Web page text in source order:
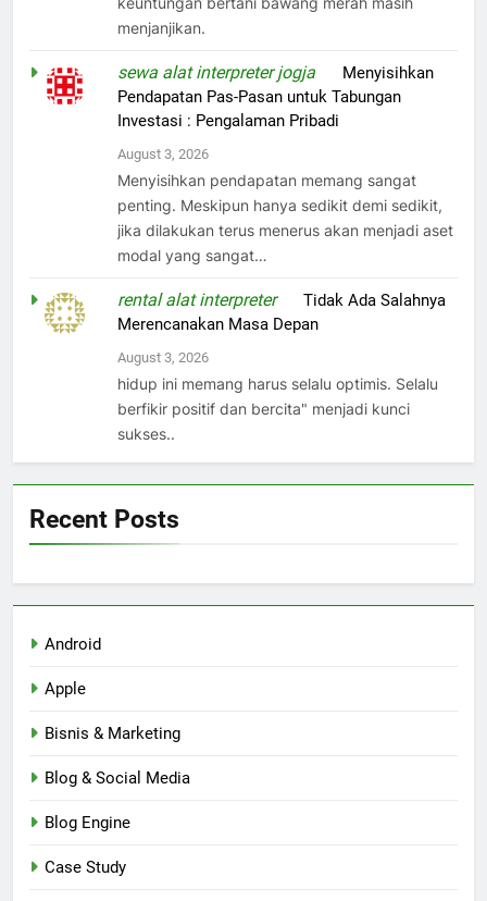
menjanjikan.
sewa alat interpreter jogja
Menyisihkan
Pendapatan Pas-Pasan untuk Tabungan
Investasi : Pengalaman Pribadi
August 3, 2026
Menyisihkan pendapatan memang sangat
penting. Meskipun hanya sedikit demi sedikit,
jika dilakukan terus menerus akan menjadi aset
modal yang sangat…
rental alat interpreteronTidak Ada Salahnya
Merencanakan Masa Depan
August 3, 2026
hidup ini memang harus selalu optimis. Selalu
berfikir positif dan bercita" menjadi kunci
sukses..
Recent Posts
Android
Apple
Bisnis & Marketing
Blog & Social Media
Blog Engine
Case Study